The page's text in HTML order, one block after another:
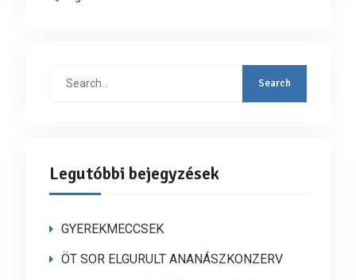
Legutóbbi bejegyzések
GYEREKMECCSEK
ÖT SOR ELGURULT ANANÁSZKONZERV